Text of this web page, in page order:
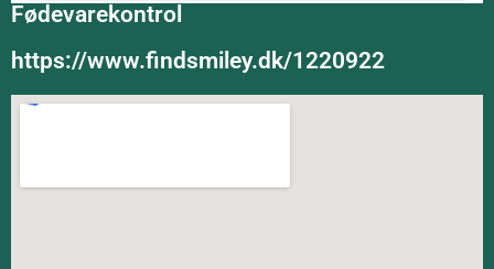
Fødevarekontrol
https://www.findsmiley.dk/1220922